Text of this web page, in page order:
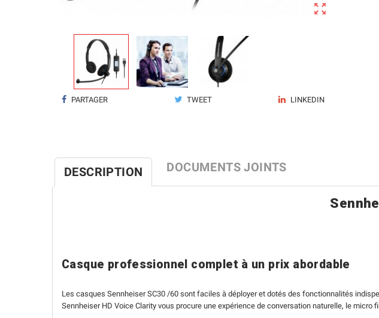

PARTAGER TWEET LINKEDIN
DESCRIPTION DOCUMENTS JOINTS
Casque professionnel complet à un prix abordable
Les casques Sennheiser SC30 /60 sont faciles à déployer et dotés des fonctionnalités
Sennheiser HD Voice Clarity vous procure une expérience de conversation naturelle, le micro